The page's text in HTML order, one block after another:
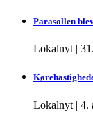
Parasollen
Lokalnyt |
Lokalnyt | 4.